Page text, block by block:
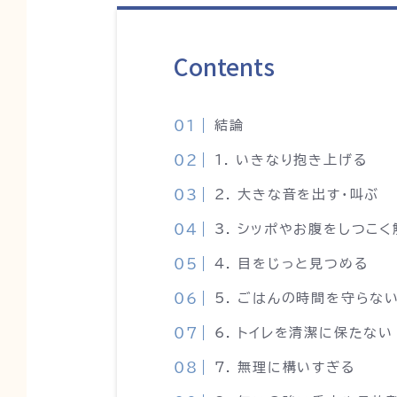
Contents
結論
1. いきなり抱き上げる
2. 大きな音を出す・叫ぶ
3. シッポやお腹をしつこく
4. 目をじっと見つめる
5. ごはんの時間を守らない
6. トイレを清潔に保たない
7. 無理に構いすぎる